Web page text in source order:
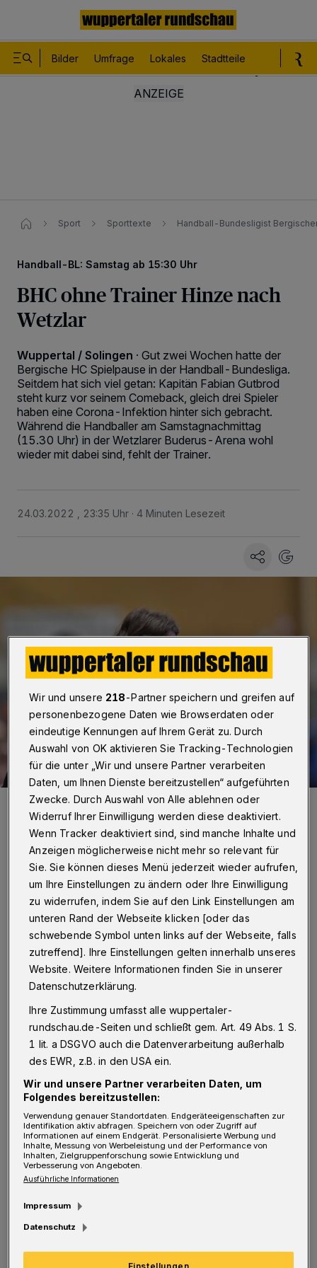
Bilder Umfrage Lokales Stadtteile
Sport Sporttexte Handball-Bundesligist
Handball-BL: Samstag ab 15:30 Uhr
BHC ohne Trainer Hinze nach
Wetzlar
Wuppertal / Solingen · Gut zwei Wochen hatte der
Bergische HC Spielpause in der Handball-Bundesliga.
Seitdem hat sich viel getan: Kapitän Fabian Gutbrod
steht kurz vor seinem Comeback, gleich drei Spieler
haben eine Corona-Infektion hinter sich gebracht.
Während die Handballer am Samstagnachmittag
(15.30 Uhr) in der Wetzlarer Buderus-Arena wohl
wieder mit dabei sind, fehlt der Trainer.
24.03.2022 , 23:35 Uhr 4 Minuten Lesezeit
Chefcoach Sebastian Hinze kann nur per Ferndiagnose eingreifen.
Foto: Dirk Freund
S ebastian Hinze befindet sich positiv
getestet bis zumindest Anfang
kommender Woche in Quarantäne und wird
durch Co-Trainer Markus Pütz vertreten.
„Unsere Abläufe gehen normal weiter, jeder
wird sich voll auf seine Rolle konzentrieren.
Ich bin nur ein Teil des Ganzen“, sagt Pütz.
seine Premiere in der Bundesliga feiern. „Viel
wichtiger ist aber, dass bei allen der Fokus
voll da ist. So ähnlich war es auch mal vor
etwa einem Jahr, als wir ohne Training aus
der Mannschaftsquarantäne gekommen sind,
um beim TuSEM Essen anzutreten. Das hat
damals gut funktioniert - genauso erhoffe ich
Wir und unsere 218-Partner speichern und greifen auf
personenbezogene Daten wie Browserdaten oder
eindeutige Kennungen auf Ihrem Gerät zu. Durch
Auswahl von OK aktivieren Sie Tracking-Technologien
für die unter „Wir und unsere Partner verarbeiten
Daten, um Ihnen Dienste bereitzustellen“ aufgeführten
Zwecke. Durch Auswahl von Alle ablehnen oder
Widerruf Ihrer Einwilligung werden diese deaktiviert.
Wenn Tracker deaktiviert sind, sind manche Inhalte und
Anzeigen möglicherweise nicht mehr so relevant für
Sie. Sie können dieses Menü jederzeit wieder aufrufen,
um Ihre Einstellungen zu ändern oder Ihre Einwilligung
zu widerrufen, indem Sie auf den Link Einstellungen am
unteren Rand der Webseite klicken [oder das
schwebende Symbol unten links auf der Webseite, falls
zutreffend]. Ihre Einstellungen gelten innerhalb unseres
Website. Weitere Informationen finden Sie in unserer
Datenschutzerklärung.
Ihre Zustimmung umfasst alle wuppertaler-
rundschau.de-Seiten und schließt gem. Art. 49 Abs. 1 S.
1 lit. a DSGVO auch die Datenverarbeitung außerhalb
des EWR, z.B. in den USA ein.
Wir und unsere Partner verarbeiten Daten, um
Folgendes bereitzustellen:
Verwendung genauer Standortdaten. Endgeräteeigenschaften zur
Identifikation aktiv abfragen. Speichern von oder Zugriff auf
Informationen auf einem Endgerät. Personalisierte Werbung und
Inhalte, Messung von Werbeleistung und der Performance von
Inhalten, Zielgruppenforschung sowie Entwicklung und
Verbesserung von Angeboten.
Ausführliche Informationen
Impressum
Datenschutz